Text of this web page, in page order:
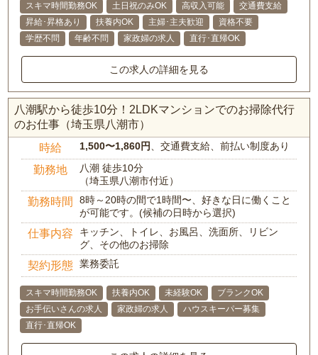
スキマ時間勤務OK 土日祝のみOK 高収入可能
交通費支給
昇給･昇格あり
扶養内OK 主婦･主夫歓迎
資格不要
学歴不問
年齢不問 家政婦の求人 直行･直帰OK
この求人の詳細を見る
八潮駅から徒歩10分！2LDKマンションでのお掃除代行
のお仕事（埼玉県八潮市）
時給 1,500〜1,860円 、交通費支給、前払い制度あり
勤務地
八潮 徒歩10分
（埼玉県八潮市付近）
勤務時間
8時～20時の間で1時間〜、好きな日に働くこと
が可能です。(候補の日時から選択)
仕事内容
キッチン、トイレ、お風呂、洗面所、リビン
グ、その他のお掃除
契約形態 業務委託
スキマ時間勤務OK 扶養内OK 未経験OK
ブランクOK
お手伝いさんの求人
家政婦の求人
ハウスキーパー募集
直行･直帰OK